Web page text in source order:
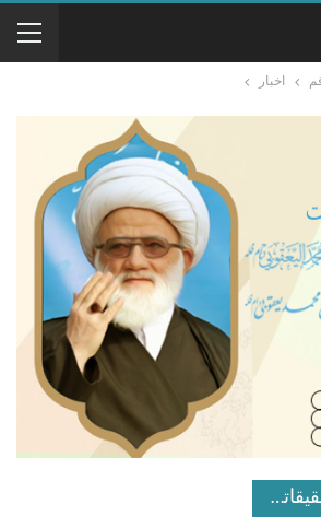
اخبار
موسسه تحقيقاتى و انتشاراتى نور